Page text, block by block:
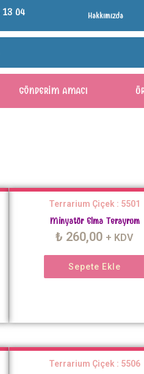
13 04 Hakkımızda
GÖNDERIM AMACI
Terrarium Çiçek : 5501
Minyatür Elma Terayrum
₺ 260,00 + KDV
Sepete Ekle
Terrarium Çiçek : 5506